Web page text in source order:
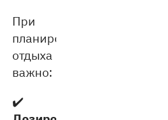
При
планировании
отдыха
важно:
✔️